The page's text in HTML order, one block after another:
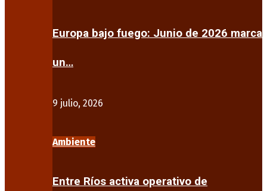
Europa bajo fuego: Junio de 2026 marca
un…
9 julio, 2026
Ambiente
Entre Ríos activa operativo de